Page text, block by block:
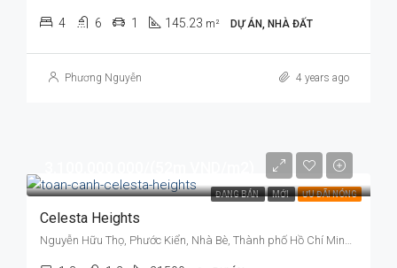
4 6 1 145.23 m² DỰ ÁN, NHÀ ĐẤT
Phương Nguyễn 4 years ago
ĐANG BÁN MỚI ƯU ĐÃI NÓNG
Celesta Heights